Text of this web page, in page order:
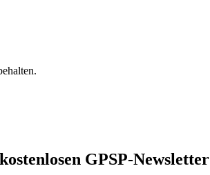
kostenlosen GPSP-Newsletter